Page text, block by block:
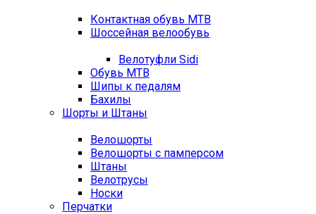
Контактная обувь MTB
Шоссейная велообувь
Велотуфли Sidi
Обувь MTB
Шипы к педалям
Бахилы
Шорты и Штаны
Велошорты
Велошорты с памперсом
Штаны
Велотрусы
Носки
Перчатки